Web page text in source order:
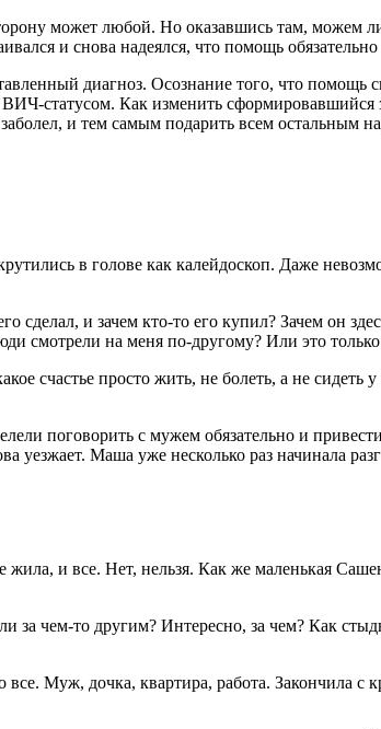
может любой. Но оказавшись там, можем
и снова надеялся, что помощь обязательно
диагноз. Осознание того, что помощь
статусом. Как изменить сформировавшийся
и тем самым подарить всем остальным
в голове как калейдоскоп. Даже
и зачем кто-то его купил? Зачем он
смотрели на меня по-другому? Или это
счастье просто жить, не болеть, а не сидеть
поговорить с мужем обязательно и
уезжает. Маша уже несколько раз начинала
жила, и все. Нет, нельзя. Как же маленькая
чем-то другим? Интересно, за чем? Как
Муж, дочка, квартира, работа. Закончила с